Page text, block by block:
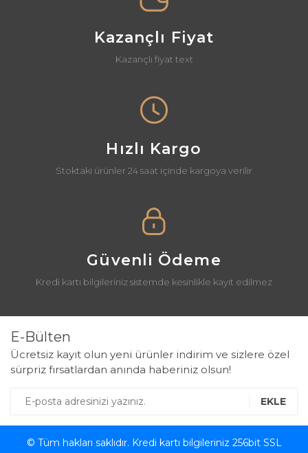
Gönder
Kazançlı Fiyat
Kazançlı fiyat text
Hızlı Kargo
Stoktaki ürünler 24 saat içinde kargoya verilir
Güvenli Ödeme
Kredi kartı bilgileriniz sistemde kesinlikle kayıt edilmez
E-Bülten
Ücretsiz kayıt olun yeni ürünler indirim ve sizlere özel
sürpriz fırsatlardan anında haberiniz olsun!
EKLE
© Tüm hakları saklıdır. Kredi kartı bilgileriniz 256bit SSL